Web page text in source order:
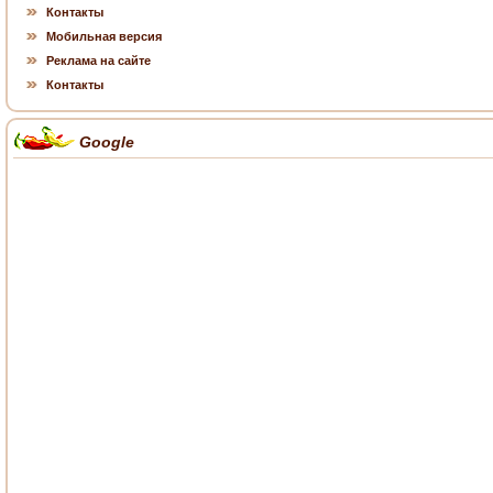
Контакты
Мобильная версия
Реклама на сайте
Контакты
Google